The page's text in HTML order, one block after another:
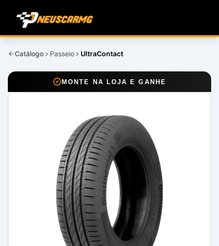
Catálogo Passeio UltraContact
MONTE NA LOJA E GANHE